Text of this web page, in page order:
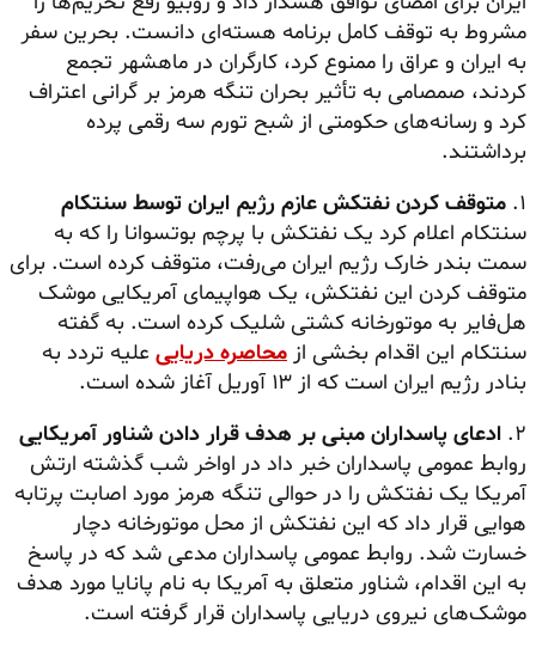
مشروط به توقف کامل برنامه هسته‌ای دانست. بحرین سفر
به ایران و عراق را ممنوع کرد، کارگران در ماهشهر تجمع
کردند، صمصامی به تأثیر بحران تنگه هرمز بر گرانی اعتراف
کرد و رسانه‌های حکومتی از شبح تورم سه رقمی پرده
برداشتند.
۱. متوقف کردن نفتکش عازم رژیم ایران توسط سنتکام
سنتکام اعلام کرد یک نفتکش با پرچم بوتسوانا را که به
سمت بندر خارک رژیم ایران می‌رفت، متوقف کرده است. برای
متوقف کردن این نفتکش، یک هواپیمای آمریکایی موشک
هل‌فایر به موتورخانه کشتی شلیک کرده است. به گفته
سنتکام این اقدام بخشی از محاصره دریایی علیه تردد به
بنادر رژیم ایران است که از ۱۳ آوریل آغاز شده است.
۲. ادعای پاسداران مبنی بر هدف قرار دادن شناور آمریکایی
روابط عمومی پاسداران خبر داد در اواخر شب گذشته ارتش
آمریکا یک نفتکش را در حوالی تنگه هرمز مورد اصابت پرتابه
هوایی قرار داد که این نفتکش از محل موتورخانه دچار
خسارت شد. روابط عمومی پاسداران مدعی شد که در پاسخ
به این اقدام، شناور متعلق به آمریکا به نام پانایا مورد هدف
موشک‌های نیروی دریایی پاسداران قرار گرفته است.